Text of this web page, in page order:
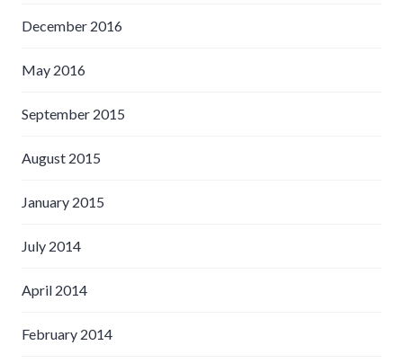
December 2016
May 2016
September 2015
August 2015
January 2015
July 2014
April 2014
February 2014